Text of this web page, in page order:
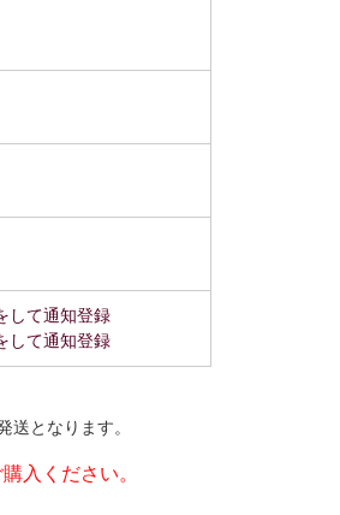
して通知登録
して通知登録
となります。
入ください。